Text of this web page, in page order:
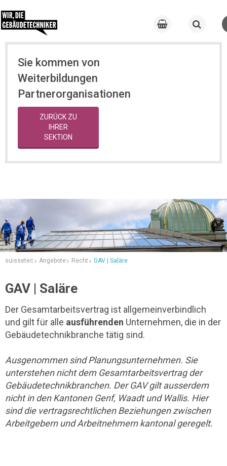
Sie kommen von
Weiterbildungen
Partnerorganisationen
ZURÜCK ZU
IHRER
SEKTION
suissetec Angebote Recht GAV | Saläre
GAV | Saläre
Der Gesamtarbeitsvertrag ist allgemeinverbindlich
und gilt für alle ausführenden Unternehmen, die in der
Gebäudetechnikbranche tätig sind.
Ausgenommen sind Planungsunternehmen. Sie
unterstehen nicht dem Gesamtarbeitsvertrag der
Gebäudetechnikbranchen. Der GAV gilt ausserdem
nicht in den Kantonen Genf, Waadt und Wallis. Hier
sind die vertragsrechtlichen Beziehungen zwischen
Arbeitgebern und Arbeitnehmern kantonal geregelt.